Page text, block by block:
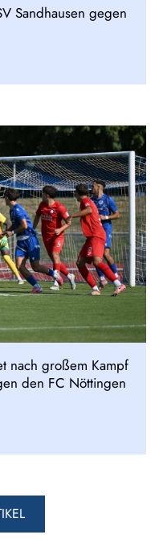
Sandhausen gegen
nach großem Kampf
den FC Nöttingen